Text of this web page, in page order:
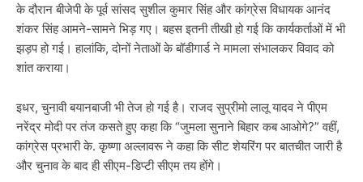
के दौरान बीजेपी के पूर्व सांसद सुशील कुमार सिंह और कांग्रेस विधायक आनंद
शंकर सिंह आमने-सामने भिड़ गए। बहस इतनी तीखी हो गई कि कार्यकर्ताओं में भी
झड़प हो गई। हालांकि, दोनों नेताओं के बॉडीगार्ड ने मामला संभालकर विवाद को
शांत कराया।
इधर, चुनावी बयानबाजी भी तेज हो गई है। राजद सुप्रीमो लालू यादव ने पीएम
नरेंद्र मोदी पर तंज कसते हुए कहा कि “जुमला सुनाने बिहार कब आओगे?” वहीं,
कांग्रेस प्रभारी के. कृष्णा अल्लावरू ने कहा कि सीट शेयरिंग पर बातचीत जारी है
और चुनाव के बाद ही सीएम-डिप्टी सीएम तय होंगे।